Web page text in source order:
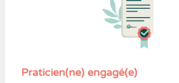
Praticien(ne) engagé(e)